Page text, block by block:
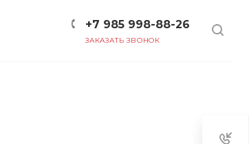
+7 985 998-88-26
ЗАКАЗАТЬ ЗВОНОК